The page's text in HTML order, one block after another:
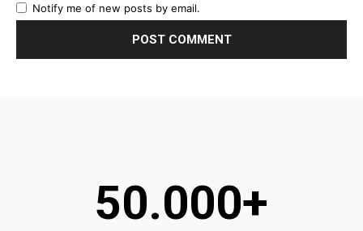
Notify me of new posts by email.
50.000+